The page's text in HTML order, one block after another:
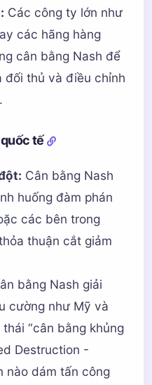
Các công ty lớn như
các hãng hàng
cân bằng Nash để
đối thủ và điều chỉnh
tế
Cân bằng Nash
huống đàm phán
các bên trong
thuận cắt giảm
bằng Nash giải
cường như Mỹ và
“cân bằng khủng
Destruction -
nào dám tấn công